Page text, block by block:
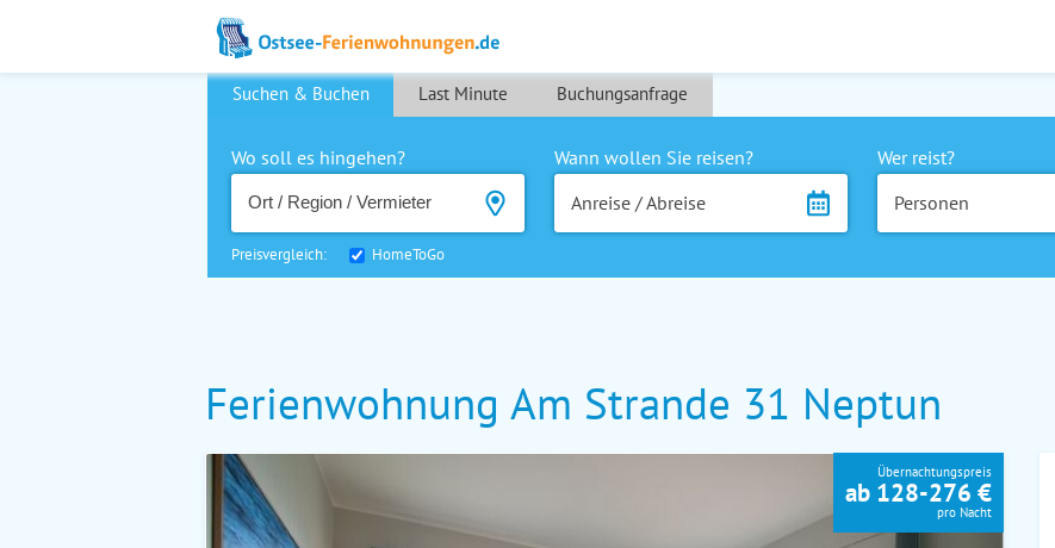
Suchen & Buchen Last Minute Buchungsanfrage
Wo soll es hingehen?
Wann wollen Sie reisen?
Anreise / Abreise
Wer reist?
Personen
Preisvergleich: HomeToGo
Ferienwohnung Am Strande 31 Neptun
Übernachtungspreis
ab 128-276 €
pro Nacht